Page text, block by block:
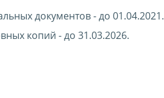
документов - до 01.04.2021.
копий - до 31.03.2026.